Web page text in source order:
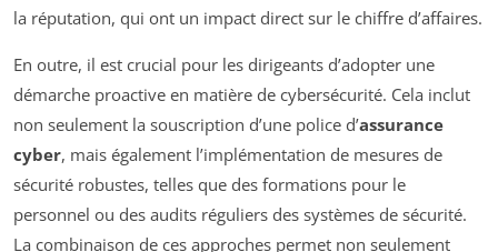
la réputation, qui ont un impact direct sur le chiffre d’affaires.
En outre, il est crucial pour les dirigeants d’adopter une
démarche proactive en matière de cybersécurité. Cela inclut
non seulement la souscription d’une police d’assurance
cyber, mais également l’implémentation de mesures de
sécurité robustes, telles que des formations pour le
personnel ou des audits réguliers des systèmes de sécurité.
La combinaison de ces approches permet non seulement